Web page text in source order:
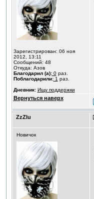
Зарегистрирован: 06 ноя
2012, 13:11
Сообщений: 48
Откуда: Азов
Благодарил (а):0раз.
Поблагодарили:1 раз.
Дневник: Ищу поддержки
Вернуться наверх
ZzZlu
Новичок